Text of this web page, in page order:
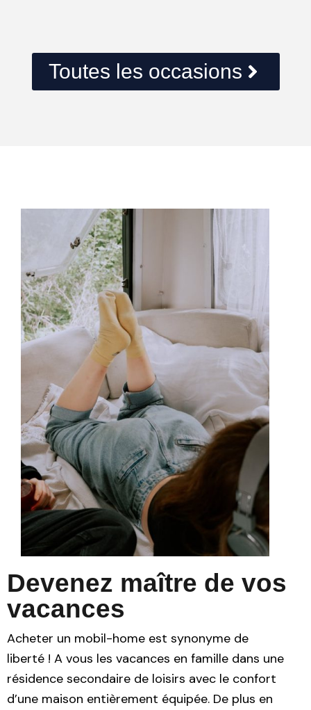
Toutes les occasions
Devenez maître de vos
vacances
Acheter un mobil-home est synonyme de
liberté ! A vous les vacances en famille dans une
résidence secondaire de loisirs avec le confort
d’une maison entièrement équipée. De plus en